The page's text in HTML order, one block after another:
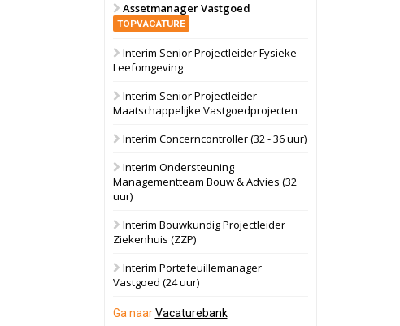
27 augustus 2026
17 september 2026
Voormalig
politiebureau
Bekijk
Dordrecht
17 september 2026
Voormalig
politiebureau
17 september 2026
8 september 2026 Zorgcomplex
Assetmanager Vastgoed
TOPVACATURE
Interim Senior Projectleider Fysieke
Leefomgeving
Interim Senior Projectleider
Maatschappelijke Vastgoedprojecten
Interim Concerncontroller (32 - 36 uur)
Interim Ondersteuning
Managementteam Bouw & Advies (32
uur)
Interim Bouwkundig Projectleider
Ziekenhuis (ZZP)
Interim Portefeuillemanager
Vastgoed (24 uur)
Ga naarVacaturebank